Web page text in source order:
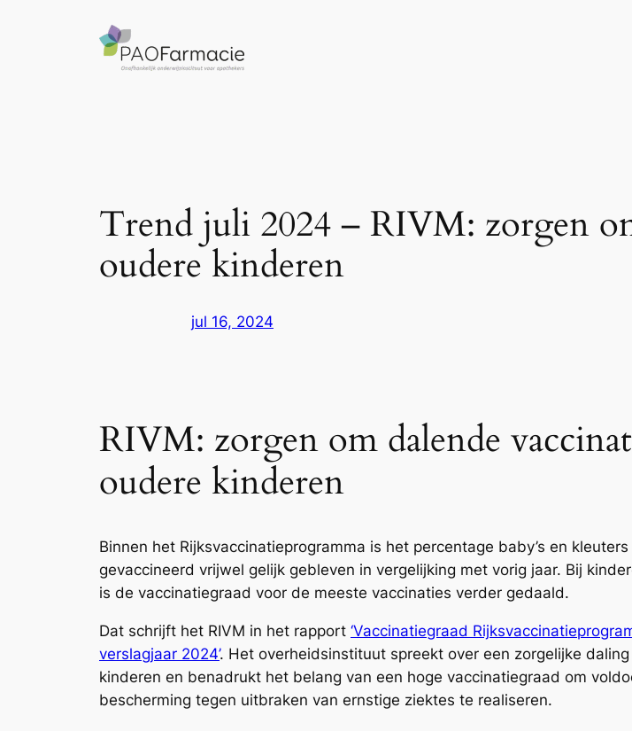
Trend juli 2024 – RIVM: zorgen
oudere kinderen
jul 16, 2024
RIVM: zorgen om dalende
oudere kinderen
Binnen het Rijksvaccinatieprogramma is het percentage baby’s en
gevaccineerd vrijwel gelijk gebleven in vergelijking met vorig jaar. Bij
is de vaccinatiegraad voor de meeste vaccinaties verder gedaald.
Dat schrijft het RIVM in het rapport ‘Vaccinatiegraad
verslagjaar 2024’. Het overheidsinstituut spreekt over een zorgelijke
kinderen en benadrukt het belang van een hoge vaccinatiegraad om
bescherming tegen uitbraken van ernstige ziektes te realiseren.